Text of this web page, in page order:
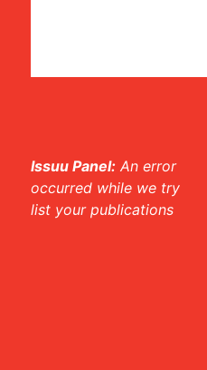
Issuu Panel: An error
occurred while we try
list your publications